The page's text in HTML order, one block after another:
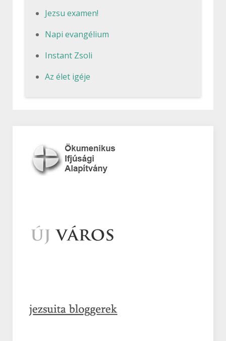
Jezsu examen!
Napi evangélium
Instant Zsoli
Az élet igéje